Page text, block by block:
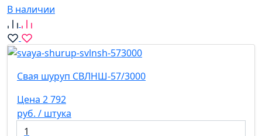
В наличии
Свая шуруп СВЛНШ-57/3000
Цена 2 792
руб. / штука